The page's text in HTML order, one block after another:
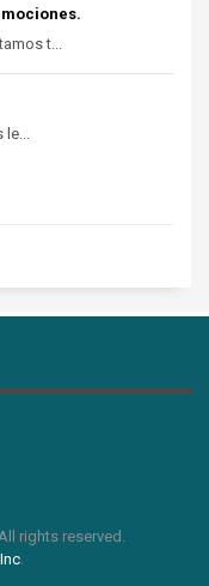
t...
le...
rights reserved.
.